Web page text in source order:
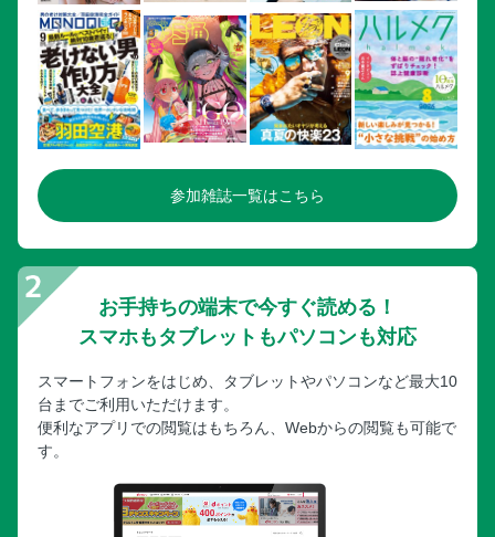
参加雑誌一覧はこちら
お手持ちの端末で今すぐ読める！
スマホもタブレットもパソコンも対応
スマートフォンをはじめ、タブレットやパソコンなど最大10
台までご利用いただけます。
便利なアプリでの閲覧はもちろん、Webからの閲覧も可能で
す。